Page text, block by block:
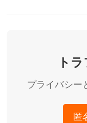
ト
プライバシー
匿